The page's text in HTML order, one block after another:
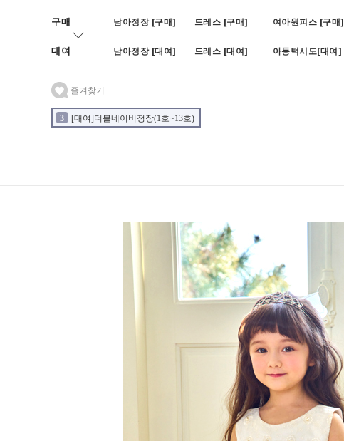
구매 남아정장 [구매] 드레스 [구매] 여아원피스 [구매]
대여 남아정장 [대여] 드레스 [대여] 아동턱시도[대여]
즐겨찾기
3 [대여]더블네이비정장(1호~13호)